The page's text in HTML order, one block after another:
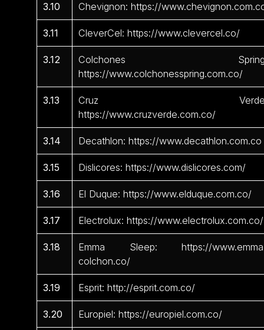
3.10 Chevignon: https://
3.11 CleverCel: https://www.clevercel.co/
3.12
Colchones
https://www.colchonesspring.com.co/
3.13
Cruz
https://www.cruzverde.com.co/
3.14 Decathlon: https://www.decathlon.com.co
3.15 Dislicores: https://www.dislicores.com/
3.16 El Duque: https://www.elduque.com.co/
3.17 Electrolux: https://www.electrolux.com.co/
3.18
Emma Sleep: https://
colchon.co/
3.19 Esprit: http://esprit.com.co/
3.20 Europiel: https://europiel.com.co/